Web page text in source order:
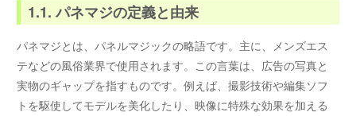
1.1. パネマジの定義と由来
パネマジとは、パネルマジックの略語です。主に、メンズエス
テなどの風俗業界で使用されます。この言葉は、広告の写真と
実物のギャップを指すものです。例えば、撮影技術や編集ソフ
トを駆使してモデルを美化したり、映像に特殊な効果を加える